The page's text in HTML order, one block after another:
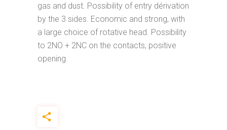
gas and dust. Possibility of entry dérivation
by the 3 sides. Economic and strong, with
a large choice of rotative head. Possibility
to 2NO + 2NC on the contacts, positive
opening.